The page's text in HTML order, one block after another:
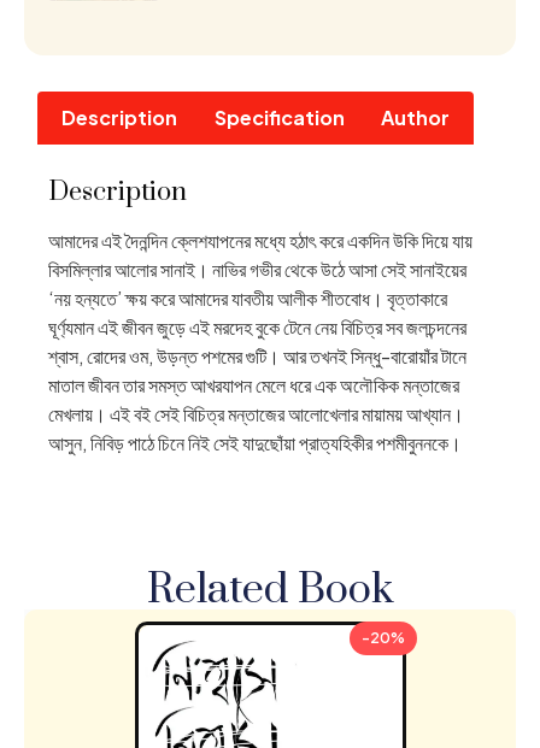
Description Specification Author
Description
আমাদের এই দৈনন্দিন ক্লেশযাপনের মধ্যে হঠাৎ করে একদিন উকি দিয়ে যায়
বিসমিল্লার আলোর সানাই। নাভির গভীর থেকে উঠে আসা সেই সানাইয়ের
‘নয় হন্যতে’ ক্ষয় করে আমাদের যাবতীয় আলীক শীতবোধ। বৃত্তাকারে
ঘূর্ণ্যমান এই জীবন জুড়ে এই মরদেহ বুকে টেনে নেয় বিচিত্র সব জলচন্দনের
শ্বাস, রোদের ওম, উড়ন্ত পশমের গুটি। আর তখনই সিন্ধু-বারোয়াঁর টানে
মাতাল জীবন তার সমস্ত আখরযাপন মেলে ধরে এক অলৌকিক মন্তাজের
মেখলায়। এই বই সেই বিচিত্র মন্তাজের আলোখেলার মায়াময় আখ্যান।
আসুন, নিবিড় পাঠে চিনে নিই সেই যাদুছোঁয়া প্রাত্যহিকীর পশমীবুননকে।
Related Book
-20%